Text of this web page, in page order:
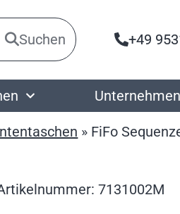
Suchen +49
Unternehmen
» FiFo
7131002M